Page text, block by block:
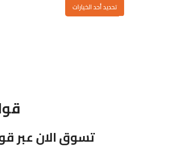
تحديد أحد الخيارات
تسوق الان عبر